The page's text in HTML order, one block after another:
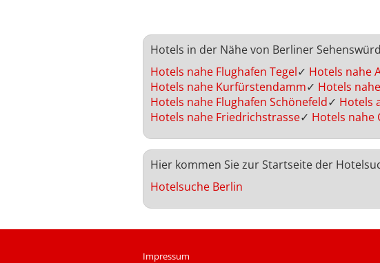
Hotels in der Nähe von Berliner
Hotels nahe Flughafen Tegel✓ Hotels nahe
Hotels nahe Kurfürstendamm✓ Hotels
Hotels nahe Flughafen Schönefeld✓ Hotels
Hotels nahe Friedrichstrasse✓ Hotels nahe
Hier kommen Sie zur Startseite der
Hotelsuche Berlin
Impressum